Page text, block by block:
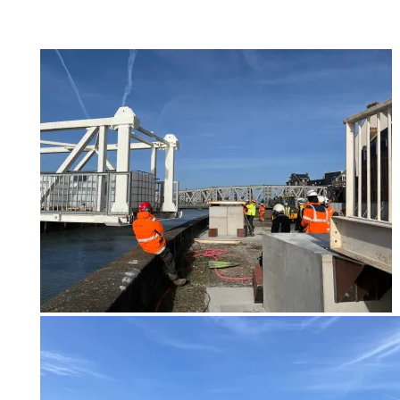
1er test de la passerelle piétonne